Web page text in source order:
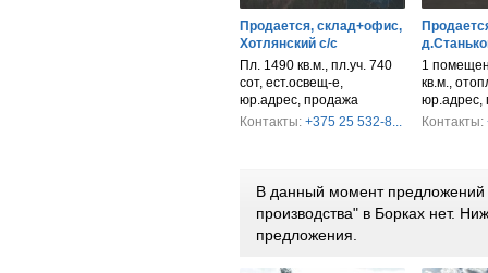
Продается, склад+офис,
Хотлянский с/с
Пл. 1490 кв.м., пл.уч. 740
сот, ест.освещ-е,
юр.адрес, продажа
Контакты: +375 25 532-8...
1
кв.м.,
юр.адрес,
Контакты:
В данный момент
производства" в Борках нет.
предложения.